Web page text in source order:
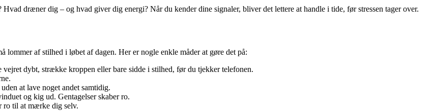
dræner dig – og hvad giver dig energi? Når du kender dine signaler, bliver det lettere at handle i tide, før stressen tager over.
lommer af stilhed i løbet af dagen. Her er nogle enkle måder at gøre det på:
dybt, strække kroppen eller bare sidde i stilhed, før du tjekker telefonen.
at lave noget andet samtidig.
og kig ud. Gentagelser skaber ro.
ro til at mærke dig selv.